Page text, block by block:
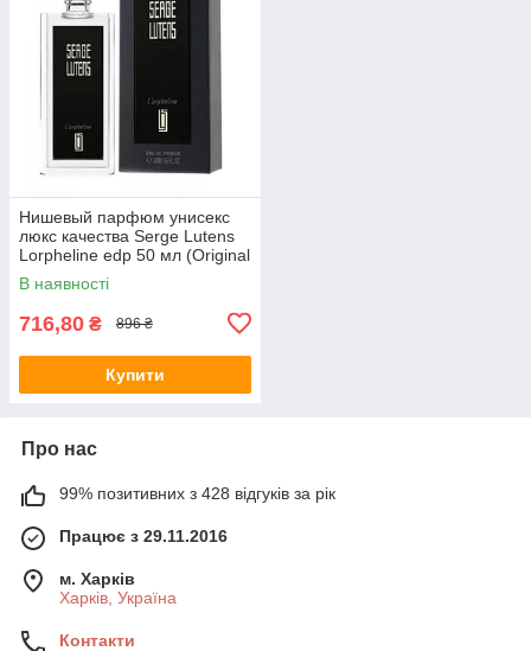
Нишевый парфюм унисекс
люкс качества Serge Lutens
Lorpheline edp 50 мл (Original
Quality)
В наявності
716,80 ₴ 896 ₴
Купити
Про нас
99% позитивних з 428 відгуків за рік
Працює з 29.11.2016
м. Харків
Харків, Україна
Контакти